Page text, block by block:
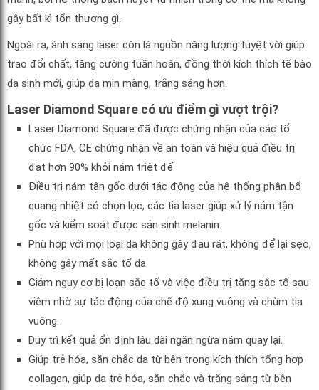
gây bất kì tổn thương gì.
Ngoài ra, ánh sáng laser còn là nguồn năng lượng tuyệt vời giúp
trao đổi chất, tăng cường tuần hoàn, đồng thời kích thích tế bào
da sinh mới, giúp da mịn màng, trắng sáng hơn.
Laser Diamond Square có ưu điểm gì vượt trội?
Laser Diamond Square đã được chứng nhận của các tổ
chức FDA, CE chứng nhận về an toàn và hiệu quả điều trị
đạt hơn 90% khỏi nám triệt để.
Điều trị nám tận gốc dưới tác động của hệ thống phân bổ
quang nhiệt có chọn lọc, các tia laser giúp xử lý nám tận
gốc và kiểm soát được sản sinh melanin.
Phù hợp với mọi loại da không gây đau rát, không để lại sẹo,
không gây mất sắc tố da
Giảm nguy cơ bị loạn sắc tố và việc điều trị tăng sắc tố sau
viêm nhờ sự tác động của chế độ xung vuông và chùm tia
vuông.
Duy trì kết quả ổn định lâu dài ngăn ngừa nám quay lại.
Giúp trẻ hóa, săn chắc da từ bên trong kích thích tổng hợp
collagen, giúp da trẻ hóa, săn chắc và trắng sáng từ bên